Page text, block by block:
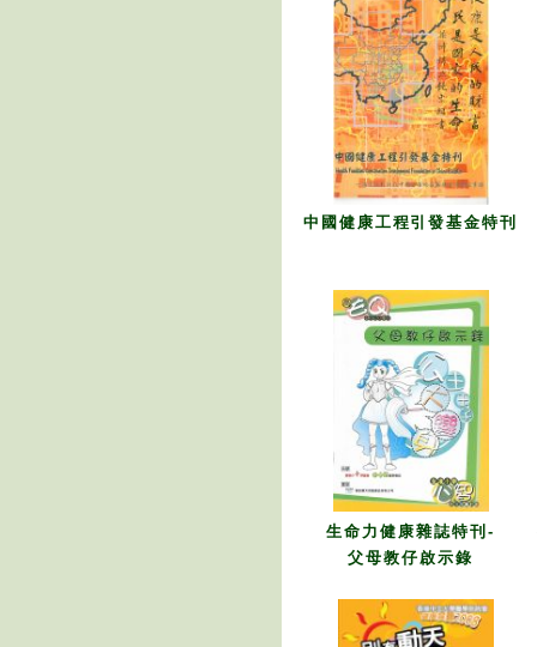
中國健康工程引發基金特刊
生命力健康雜誌特刊-
父母教仔啟示錄